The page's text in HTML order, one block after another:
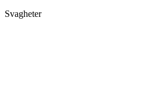
Svagheter